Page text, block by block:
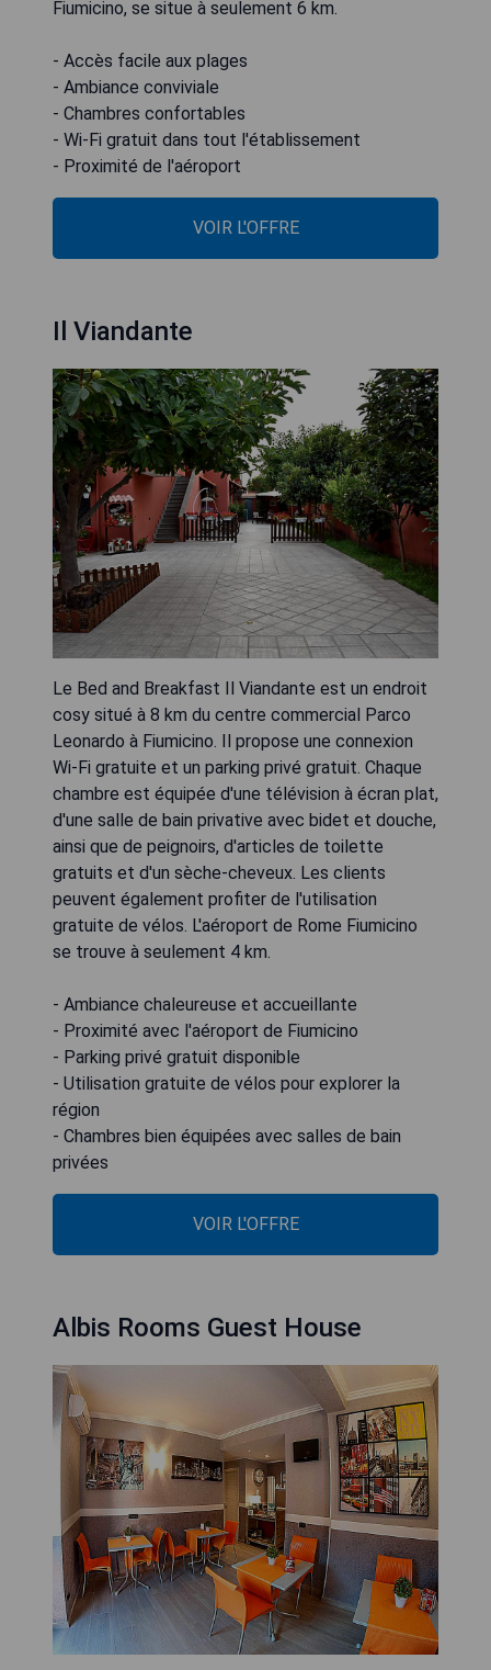
Fiumicino, se situe à seulement 6 km.
- Accès facile aux plages
- Ambiance conviviale
- Chambres confortables
- Wi-Fi gratuit dans tout l'établissement
- Proximité de l'aéroport
VOIR L'OFFRE
Il Viandante
Le Bed and Breakfast Il Viandante est un endroit
cosy situé à 8 km du centre commercial Parco
Leonardo à Fiumicino. Il propose une connexion
Wi-Fi gratuite et un parking privé gratuit. Chaque
chambre est équipée d'une télévision à écran plat,
d'une salle de bain privative avec bidet et douche,
ainsi que de peignoirs, d'articles de toilette
gratuits et d'un sèche-cheveux. Les clients
peuvent également profiter de l'utilisation
gratuite de vélos. L'aéroport de Rome Fiumicino
se trouve à seulement 4 km.
- Ambiance chaleureuse et accueillante
- Proximité avec l'aéroport de Fiumicino
- Parking privé gratuit disponible
- Utilisation gratuite de vélos pour explorer la
région
- Chambres bien équipées avec salles de bain
privées
VOIR L'OFFRE
Albis Rooms Guest House